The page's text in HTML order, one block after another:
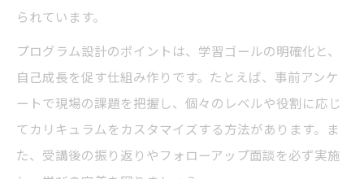
られています。
プログラム設計のポイントは、学習ゴールの明確化と、
自己成長を促す仕組み作りです。たとえば、事前アンケ
ートで現場の課題を把握し、個々のレベルや役割に応じ
てカリキュラムをカスタマイズする方法があります。ま
た、受講後の振り返りやフォローアップ面談を必ず実施